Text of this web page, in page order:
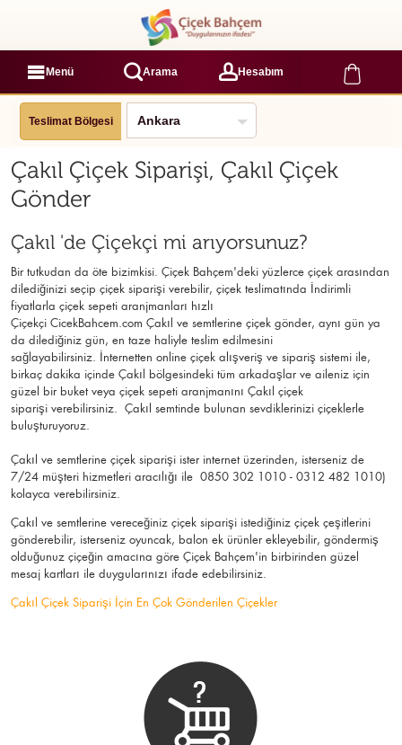
Menü Arama Hesabım
Teslimat Bölgesi
Çakıl Çiçek Siparişi, Çakıl Çiçek
Gönder
Çakıl 'de Çiçekçi mi arıyorsunuz?
Bir tutkudan da öte bizimkisi. Çiçek Bahçem'deki yüzlerce çiçek arasından
dilediğinizi seçip çiçek siparişi verebilir, çiçek teslimatında İndirimli
fiyatlarla çiçek sepeti aranjmanları hızlı
Çiçekçi CicekBahcem.com Çakıl ve semtlerine çiçek gönder, aynı gün ya
da dilediğiniz gün, en taze haliyle teslim edilmesini
sağlayabilirsiniz. İnternetten online çiçek alışveriş ve sipariş sistemi ile,
birkaç dakika içinde Çakıl bölgesindeki tüm arkadaşlar ve aileniz için
güzel bir buket veya çiçek sepeti aranjmanını Çakıl çiçek
siparişi verebilirsiniz. Çakıl semtinde bulunan sevdiklerinizi çiçeklerle
buluşturuyoruz.
Çakıl ve semtlerine çiçek siparişi ister internet üzerinden, isterseniz de
7/24 müşteri hizmetleri aracılığı ile 0850 302 1010 - 0312 482 1010)
kolayca verebilirsiniz.
Çakıl ve semtlerine vereceğiniz çiçek siparişi istediğiniz çiçek çeşitlerini
gönderebilir, isterseniz oyuncak, balon ek ürünler ekleyebilir, göndermiş
olduğunuz çiçeğin amacına göre Çiçek Bahçem'in birbirinden güzel
mesaj kartları ile duygularınızı ifade edebilirsiniz.
Çakıl Çiçek Siparişi İçin En Çok Gönderilen Çiçekler